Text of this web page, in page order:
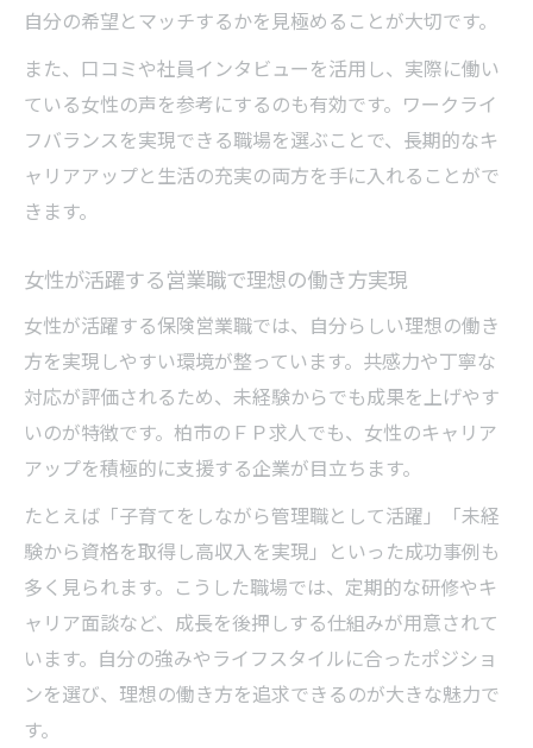
自分の希望とマッチするかを見極めることが大切です。
また、口コミや社員インタビューを活用し、実際に働い
ている女性の声を参考にするのも有効です。ワークライ
フバランスを実現できる職場を選ぶことで、長期的なキ
ャリアアップと生活の充実の両方を手に入れることがで
きます。
女性が活躍する営業職で理想の働き方実現
女性が活躍する保険営業職では、自分らしい理想の働き
方を実現しやすい環境が整っています。共感力や丁寧な
対応が評価されるため、未経験からでも成果を上げやす
いのが特徴です。柏市のＦＰ求人でも、女性のキャリア
アップを積極的に支援する企業が目立ちます。
たとえば「子育てをしながら管理職として活躍」「未経
験から資格を取得し高収入を実現」といった成功事例も
多く見られます。こうした職場では、定期的な研修やキ
ャリア面談など、成長を後押しする仕組みが用意されて
います。自分の強みやライフスタイルに合ったポジショ
ンを選び、理想の働き方を追求できるのが大きな魅力で
す。